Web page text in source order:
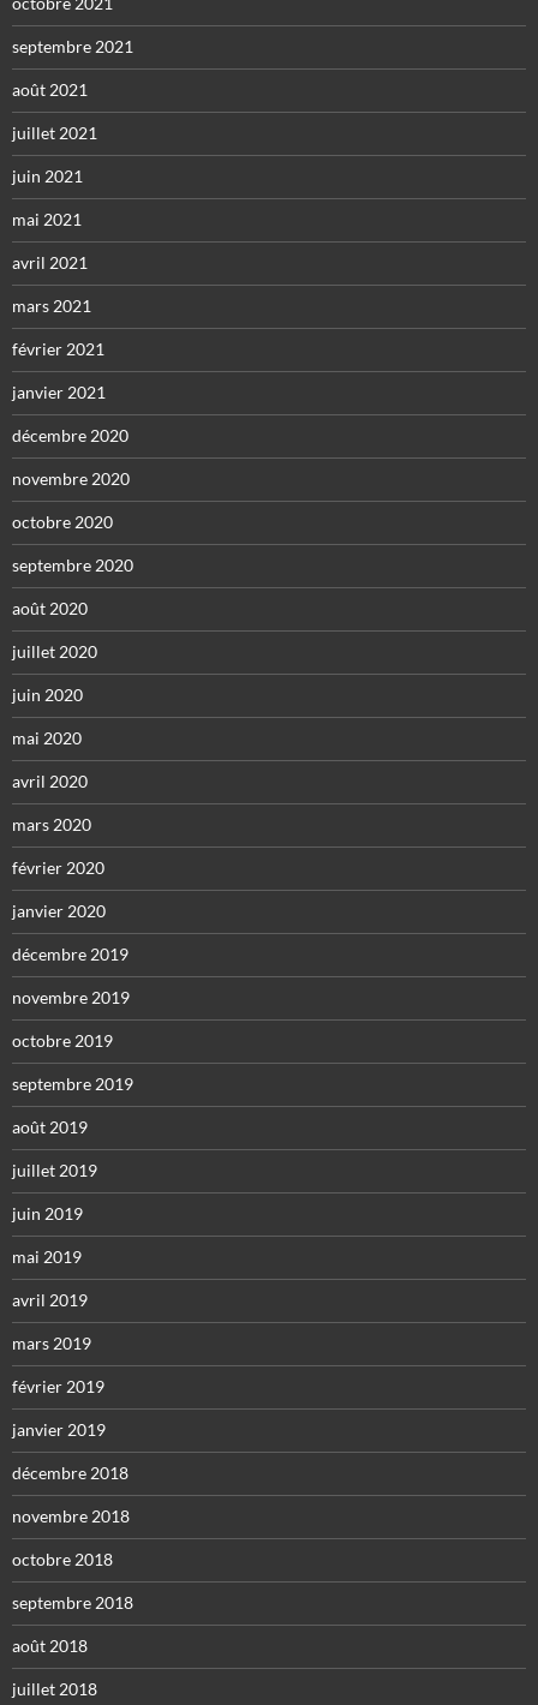
septembre 2021
août 2021
juillet 2021
juin 2021
mai 2021
avril 2021
mars 2021
février 2021
janvier 2021
décembre 2020
novembre 2020
octobre 2020
septembre 2020
août 2020
juillet 2020
juin 2020
mai 2020
avril 2020
mars 2020
février 2020
janvier 2020
décembre 2019
novembre 2019
octobre 2019
septembre 2019
août 2019
juillet 2019
juin 2019
mai 2019
avril 2019
mars 2019
février 2019
janvier 2019
décembre 2018
novembre 2018
octobre 2018
septembre 2018
août 2018
juillet 2018